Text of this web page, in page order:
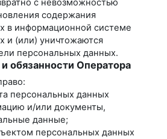
с невозможностью
содержания
в информационной системе
и (или) уничтожаются
персональных данных.
обязанности Оператора
персональных данных
и/или документы,
данные;
персональных данных